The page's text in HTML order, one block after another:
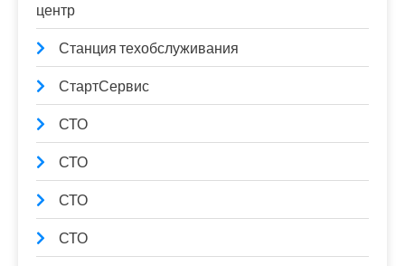
центр
Станция техобслуживания
СтартСервис
СТО
СТО
СТО
СТО